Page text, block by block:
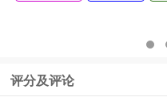
评分及评论